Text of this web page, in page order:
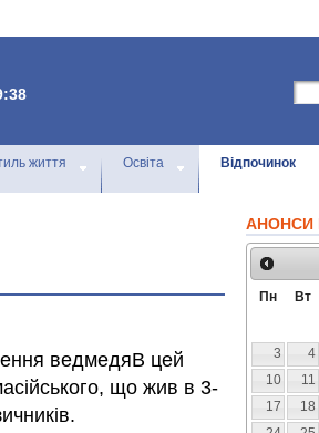
життя Освіта Відпочинок
ведмедяВ цей
що жив в 3-
АНОНСИ
Пн Вт
3
4
10
11
17
18